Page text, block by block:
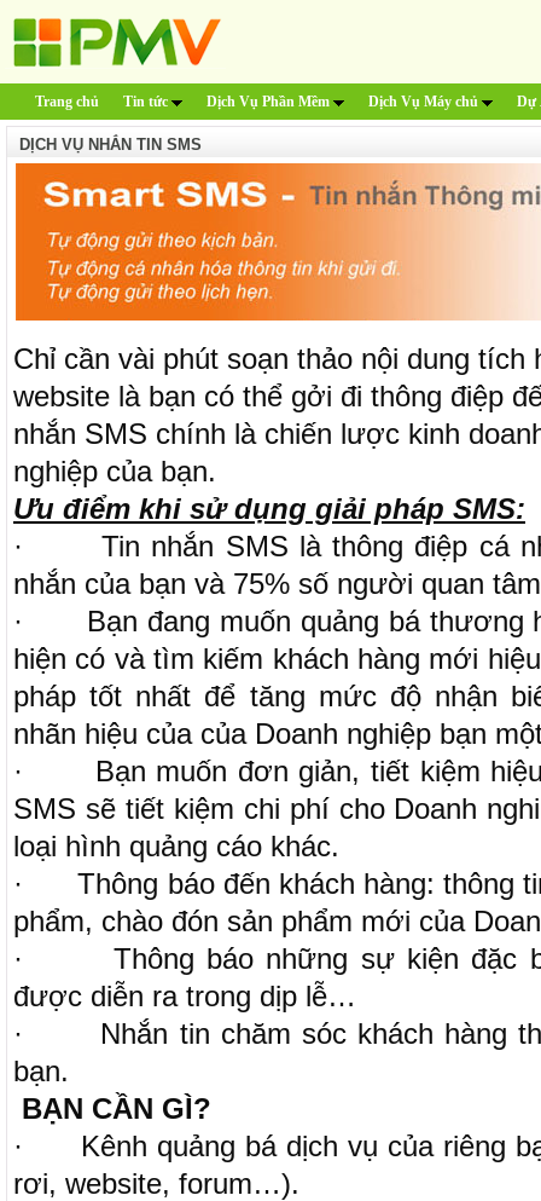
Trang chủ Tin tức Dịch Vụ Phần Mềm Dịch Vụ Máy chủ Dự
DỊCH VỤ NHẮN TIN SMS
Chỉ cần vài phút soạn thảo nội dung
website là bạn có thể gởi đi thông điệp
nhắn SMS chính là chiến lược kinh
nghiệp của bạn.
Ưu điểm khi sử dụng giải pháp SMS:
·
Tin nhắn SMS là thông điệp cá
nhắn của bạn và 75% số người quan
·
Bạn đang muốn quảng bá thương
hiện có và tìm kiếm khách hàng mới
pháp tốt nhất để tăng mức độ nhận
nhãn hiệu của của Doanh nghiệp bạn
·
Bạn muốn đơn giản, tiết kiệm
SMS sẽ tiết kiệm chi phí cho Doanh
loại hình quảng cáo khác.
·
Thông báo đến khách hàng: thông
phẩm, chào đón sản phẩm mới của
·
Thông báo những sự kiện đặc
được diễn ra trong dịp lễ…
·
Nhắn tin chăm sóc khách hàng
bạn.
BẠN CẦN GÌ?
·
Kênh quảng bá dịch vụ của riêng
rơi, website, forum…).